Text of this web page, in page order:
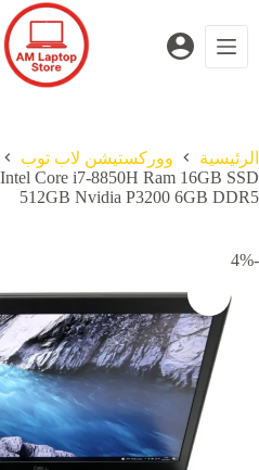
إلى
المحتوى
الرئيسية
ووركستيشن لاب توب
Core i7-8850H Ram 16GB SSD
512GB Nvidia P3200 6GB DDR5
-4%